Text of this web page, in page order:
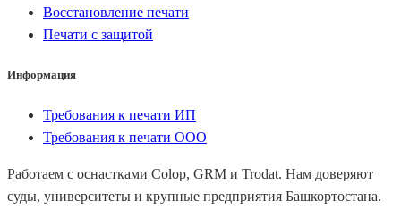
Восстановление печати
Печати с защитой
Информация
Требования к печати ИП
Требования к печати ООО
Работаем с оснастками Colop, GRM и Trodat. Нам доверяют
суды, университеты и крупные предприятия Башкортостана.